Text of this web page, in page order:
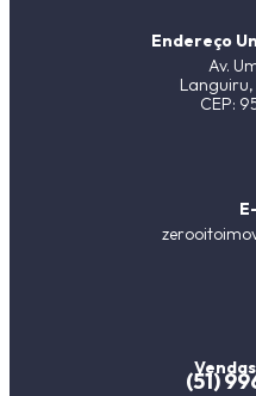
Endereço
Av.
Languiru,
CEP:
(51)